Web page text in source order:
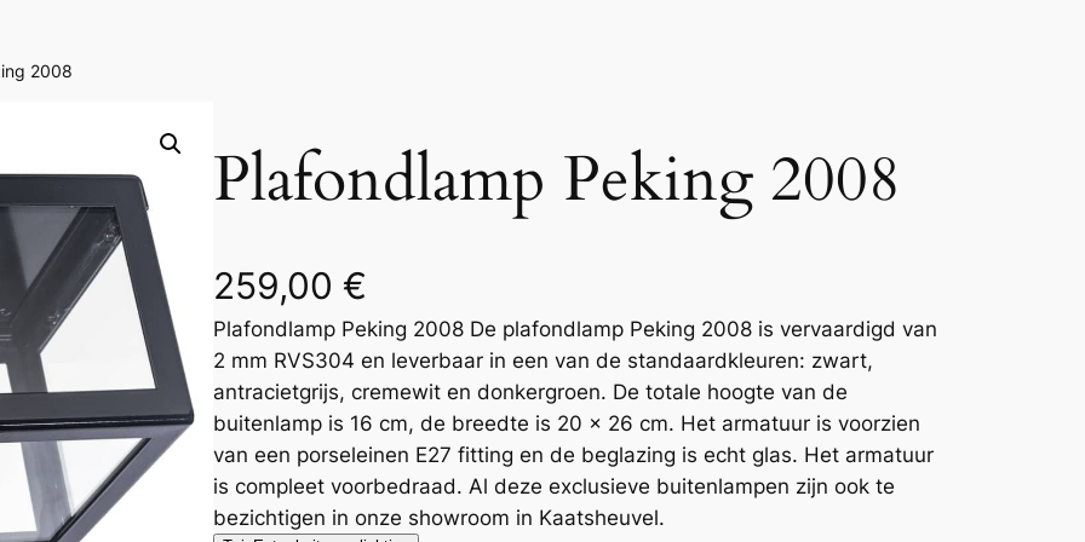
2008
Plafondlamp Peking 2008
259,00 €
Plafondlamp Peking 2008 De plafondlamp Peking 2008 is vervaardigd van
2 mm RVS304 en leverbaar in een van de standaardkleuren: zwart,
antracietgrijs, cremewit en donkergroen. De totale hoogte van de
buitenlamp is 16 cm, de breedte is 20 x 26 cm. Het armatuur is voorzien
van een porseleinen E27 fitting en de beglazing is echt glas. Het armatuur
is compleet voorbedraad. Al deze exclusieve buitenlampen zijn ook te
bezichtigen in onze showroom in Kaatsheuvel.